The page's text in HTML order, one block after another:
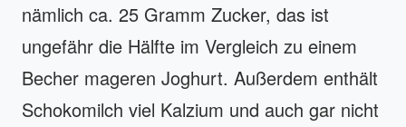
nämlich ca. 25 Gramm Zucker, das ist
ungefähr die Hälfte im Vergleich zu einem
Becher mageren Joghurt. Außerdem enthält
Schokomilch viel Kalzium und auch gar nicht